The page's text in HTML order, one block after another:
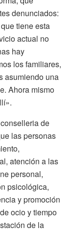
denunciados:
tiene esta
actual no
hay
los familiares,
asumiendo una
Ahora mismo
de
las personas
atención a las
personal,
psicológica,
y promoción
ocio y tiempo
de la